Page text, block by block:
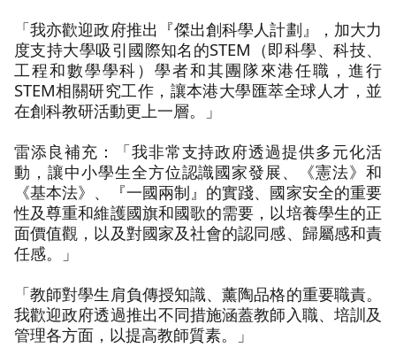
「我亦歡迎政府推出『傑出創科學人計劃』，加大力
度支持大學吸引國際知名的STEM（即科學、科技、
工程和數學學科）學者和其團隊來港任職，進行
STEM相關研究工作，讓本港大學匯萃全球人才，並
在創科教研活動更上一層。」
雷添良補充：「我非常支持政府透過提供多元化活
動，讓中小學生全方位認識國家發展、《憲法》和
《基本法》、『一國兩制』的實踐、國家安全的重要
性及尊重和維護國旗和國歌的需要，以培養學生的正
面價值觀，以及對國家及社會的認同感、歸屬感和責
任感。」
「教師對學生肩負傳授知識、薰陶品格的重要職責。
我歡迎政府透過推出不同措施涵蓋教師入職、培訓及
管理各方面，以提高教師質素。」